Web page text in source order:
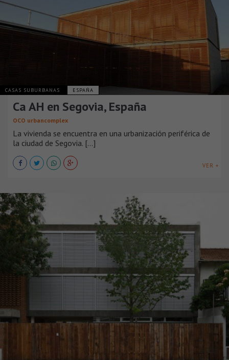
CASAS SUBURBANAS ESPAÑA
Ca AH en Segovia, España
OCO urbancomplex
La vivienda se encuentra en una urbanización periférica de
la ciudad de Segovia. [...]
VER +